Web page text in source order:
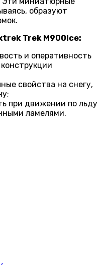
образуют
Trek M900Ice:
и оперативность
свойства на снегу,
при движении по льду
ламелями.